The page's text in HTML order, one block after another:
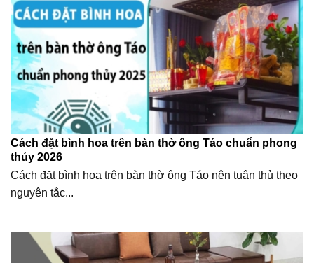
Cách đặt bình hoa trên bàn thờ ông Táo chuẩn phong
thủy 2026
Cách đặt bình hoa trên bàn thờ ông Táo nên tuân thủ theo
nguyên tắc...